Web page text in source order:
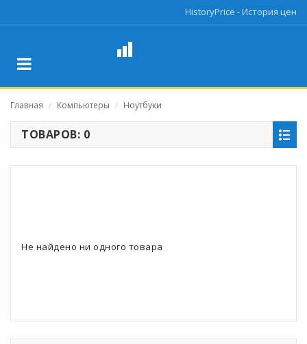
HistoryPrice - История цен
Главная / Компьютеры / Ноутбуки
ТОВАРОВ: 0
Не найдено ни одного товара